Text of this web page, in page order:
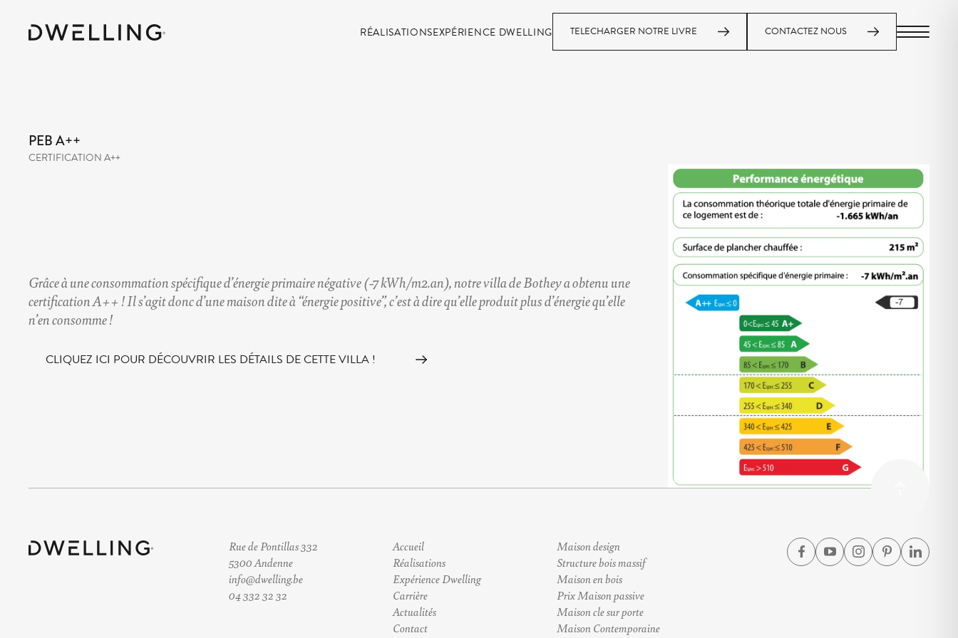
RÉALISATIONSEXPÉRIENCE DWELLING TELECHARGER NOTRE LIVRE CONTACTEZ NOUS MENU
PEB A++
CERTIFICATION A++
Grâce à une consommation spécifique d’énergie primaire négative (-7 kWh/m2.an), notre villa de Bothey a obtenu une
certification A++ ! Il s’agit donc d’une maison dite à “énergie positive”, c’est à dire qu’elle produit plus d’énergie qu’elle
n’en consomme !
CLIQUEZ ICI POUR DÉCOUVRIR LES DÉTAILS DE CETTE VILLA !
Rue de Pontillas 332
5300 Andenne
info@dwelling.be
04 332 32 32
Accueil
Réalisations
Expérience Dwelling
Carrière
Actualités
Contact
Maison design
Structure bois massif
Maison en bois
Prix Maison passive
Maison cle sur porte
Maison Contemporaine